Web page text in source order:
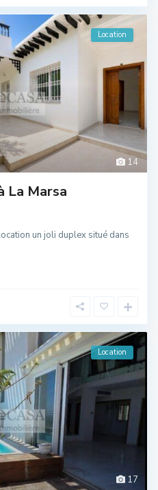
14
Location
La Marsa
un joli duplex situé dans
17
Location